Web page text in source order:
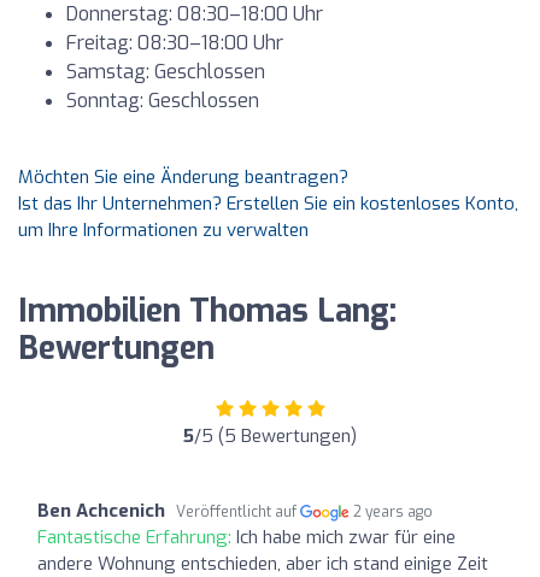
Donnerstag: 08:30–18:00 Uhr
Freitag: 08:30–18:00 Uhr
Samstag: Geschlossen
Sonntag: Geschlossen
Möchten Sie eine Änderung beantragen?
Ist das Ihr Unternehmen? Erstellen Sie ein kostenloses Konto,
um Ihre Informationen zu verwalten
Immobilien Thomas Lang:
Bewertungen
5/5 (5 Bewertungen)
Ben Achcenich Veröffentlicht auf 2 years ago
Fantastische Erfahrung: Ich habe mich zwar für eine
andere Wohnung entschieden, aber ich stand einige Zeit